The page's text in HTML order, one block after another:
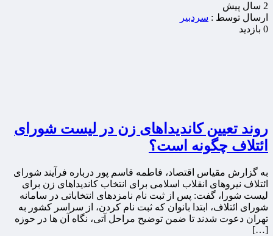
2 سال پيش
ارسال توسط : سردبیر
0 بازدید
روند تعیین کاندیداهای زن در لیست شورای
ائتلاف چگونه است؟
به گزارش مقیاس اقتصاد، فاطمه قاسم پور درباره فرآیند شورای
ائتلاف نیروهای انقلاب اسلامی برای انتخاب کاندیداهای زن برای
لیست شورا، گفت: پس از ثبت نام نامزدهای انتخاباتی در سامانه
شورای ائتلاف، ابتدا بانوان که ثبت نام کردن، از سراسر کشور به
تهران دعوت شدند تا ضمن توضیح مراحل آتی، نگاه آن ها در حوزه
[…]